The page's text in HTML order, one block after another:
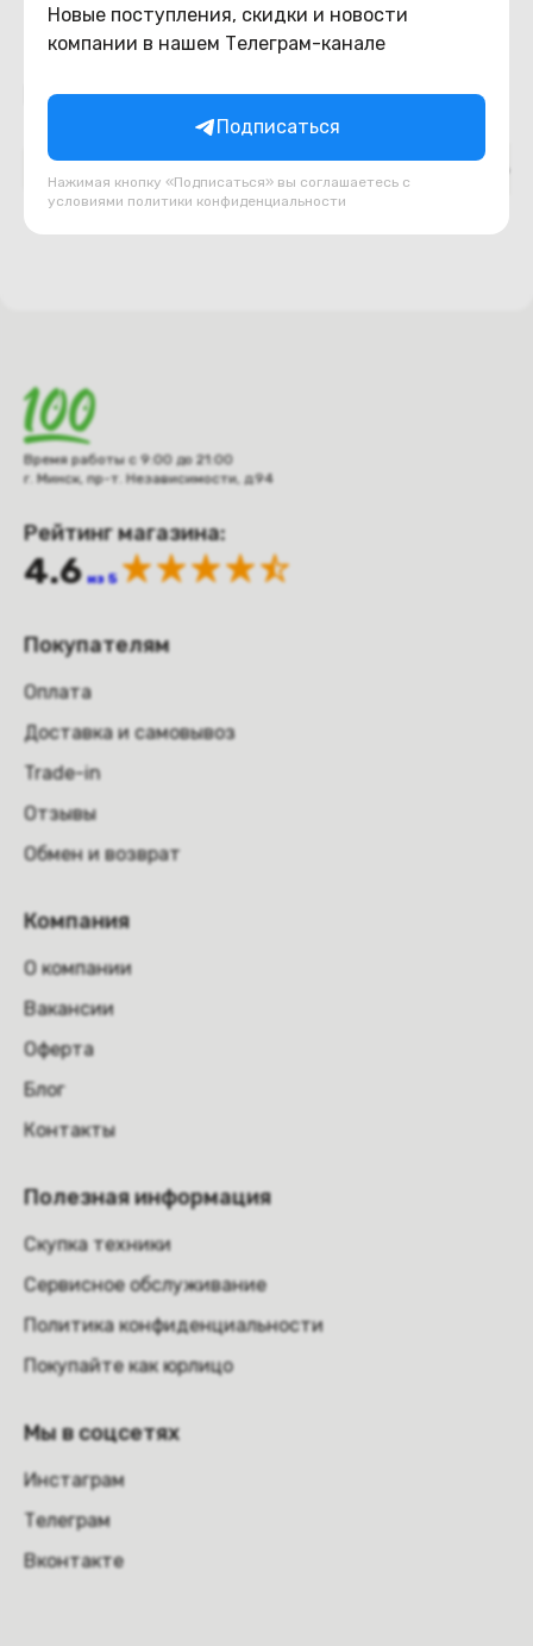
Новые поступления, скидки и новости
компании в нашем Телеграм-канале
Подписаться
Нажимая кнопку «Подписаться» вы соглашаетесь с
условиями политики конфиденциальности
Подборки товаров в категории
Время работы с 9:00 до 21:00
г. Минск, пр-т. Независимости, д.94
Рейтинг магазина:
4.6 из 5
Покупателям
Оплата
Доставка и самовывоз
Trade-in
Отзывы
Обмен и возврат
Компания
О компании
Вакансии
Оферта
Блог
Контакты
Полезная информация
Скупка техники
Сервисное обслуживание
Политика конфиденциальности
Покупайте как юрлицо
Мы в соцсетях
Инстаграм
Телеграм
Вконтакте